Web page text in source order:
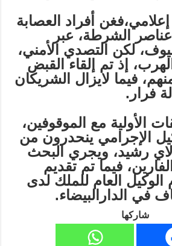
أفراد العصابة
الشرطة، عبر
لكن التصدي الأمني،
إذ تم إلقاء القبض
فيما لايزال الشريكان
فرار.
الأولية مع الموقوفين،
الإجرامي ينحدرون من
رشيد، ويجري البحث
فيما تم تقديم
الوكيل العام للملك لدى
في الدارالبيضاء.
شاركها